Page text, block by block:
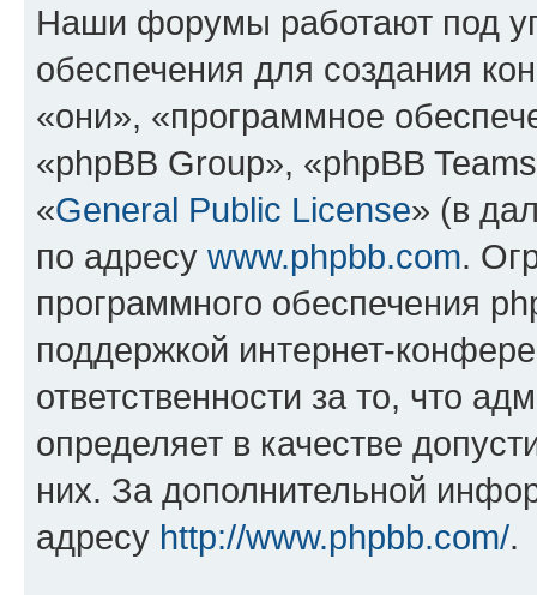
Наши форумы работают под
обеспечения для создания
«они», «программное
«phpBB Group», «phpBB
«General Public License» (в
по адресу www.phpbb.com.
программного обеспечения
поддержкой интернет-
ответственности за то, что
определяет в качестве
них. За дополнительной
адресу http://www.phpbb.com/.